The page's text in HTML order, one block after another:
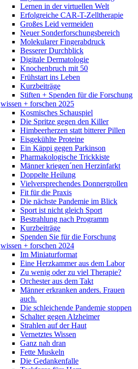
Lernen in der virtuellen Welt
Erfolgreiche CAR-T-Zelltherapie
Großes Leid vermeiden
Neuer Sonderforschungsbereich
Molekularer Fingerabdruck
Besserer Durchblick
Digitale Dermatologie
Knochenbruch mit 50
Frühstart ins Leben
Kurzbeiträge
Stiften + Spenden für die Forschung
wissen + forschen 2025
Kosmisches Schauspiel
Die Spritze gegen den Killer
Himbeerherzen statt bitterer Pillen
Eisgekühlte Proteine
Ein Käppi gegen Parkinson
Pharmakologische Trickkiste
Männer kriegen´nen Herzinfarkt
Doppelte Heilung
Vielversprechendes Donnergrollen
Fit für die Praxis
Die nächste Pandemie im Blick
Sport ist nicht gleich Sport
Bestrahlung nach Programm
Kurzbeiträge
Spenden Sie für die Forschung
wissen + forschen 2024
Im Miniaturformat
Eine Herzkammer aus dem Labor
Zu wenig oder zu viel Therapie?
Orchester aus dem Takt
Männer erkranken anders. Frauen
auch.
Die schleichende Pandemie stoppen
Schalter gegen Alzheimer
Strahlen auf der Haut
Vernetztes Wissen
Ganz nah dran
Fette Muskeln
Die Gedankenfalle